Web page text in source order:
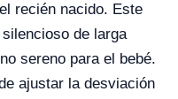
recién nacido. Este
de larga
sereno para el bebé.
ajustar la desviación